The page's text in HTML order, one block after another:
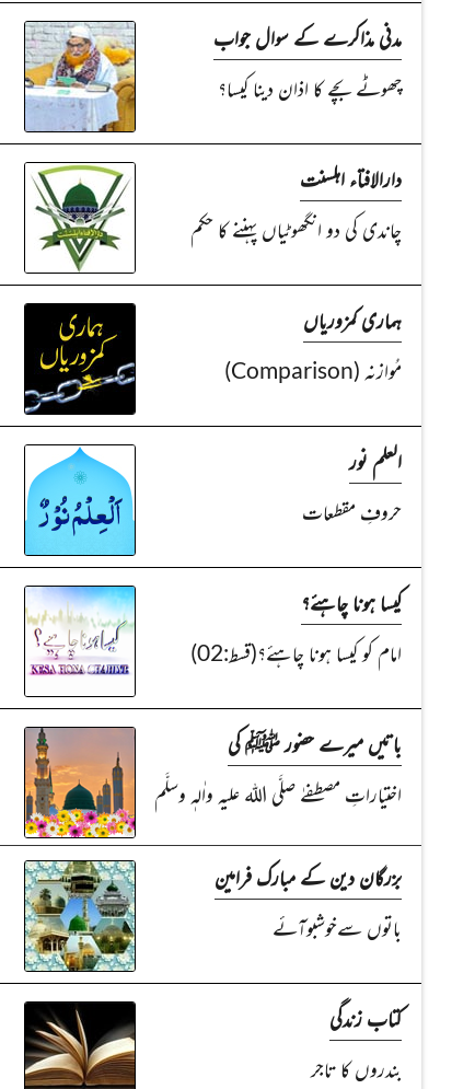
مدنی مذاکرے کے سوال جواب
چھوٹے بچے کا اذان دینا کیسا؟
دارالافتاء اہلسنت
چاندی کی دو انگھوٹیاں پہننے کا حکم
ہماری کمزوریاں
مُوازنہ (Comparison)
العلم نور
حروفِ مقطعات
کیسا ہونا چاہئے؟
امام کو کیسا ہونا چاہئے؟(قسط:02)
باتیں میرے حضور ﷺ کی
اختیاراتِ مصطفےٰ صلَّی اللہ علیہ واٰلہٖ وسلَّم
بزرگان دین کے مبارک فرامین
باتوں سےخوشبوآئے
کتاب زندگی
بندروں کا تاجر